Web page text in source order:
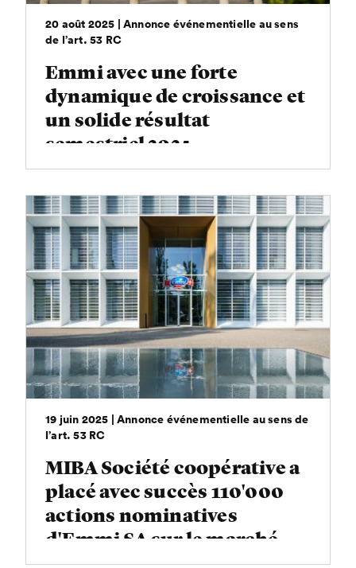
20 août 2025 | Annonce événementielle au sens
de l’art. 53 RC
Emmi avec une forte
dynamique de croissance et
un solide résultat
semestriel 2025
19 juin 2025 | Annonce événementielle au sens de
l’art. 53 RC
MIBA Société coopérative a
placé avec succès 110'000
actions nominatives
d'Emmi SA sur le marché